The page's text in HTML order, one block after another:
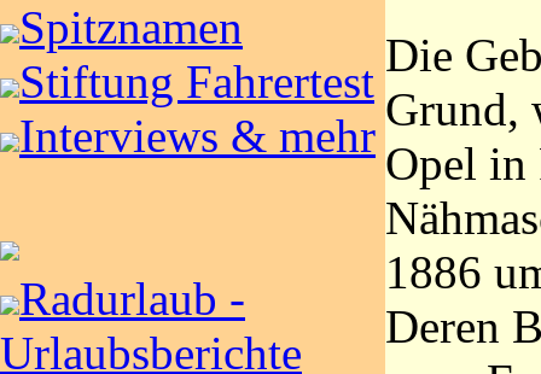
Spitznamen
Stiftung Fahrertest
Interviews & mehr
Radurlaub -
Urlaubsberichte
Die
Grund,
Opel in
1886
Deren